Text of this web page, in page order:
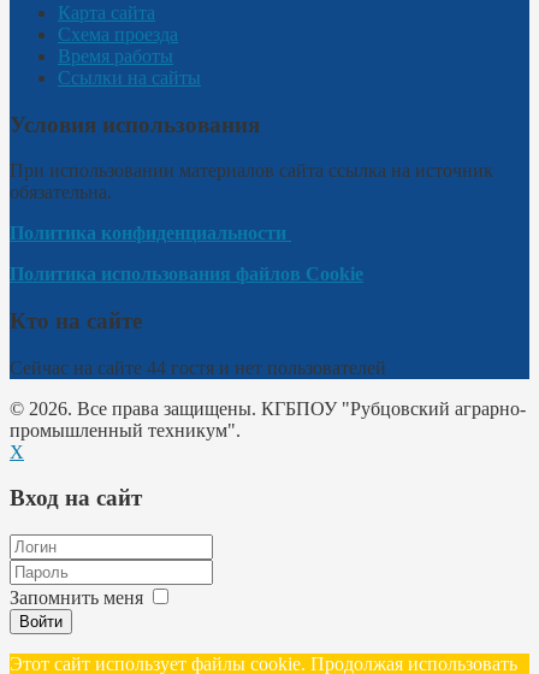
Карта сайта
Схема проезда
Время работы
Ссылки на сайты
Условия использования
При использовании материалов сайта ссылка на источник
обязательна.
Политика конфиденциальности
Политика использования файлов Cookie
Кто на сайте
Сейчас на сайте 44 гостя и нет пользователей
© 2026. Все права защищены. КГБПОУ "Рубцовский аграрно-
промышленный техникум".
X
Вход на сайт
Запомнить меня
Войти
Этот сайт использует файлы cookie. Продолжая использовать